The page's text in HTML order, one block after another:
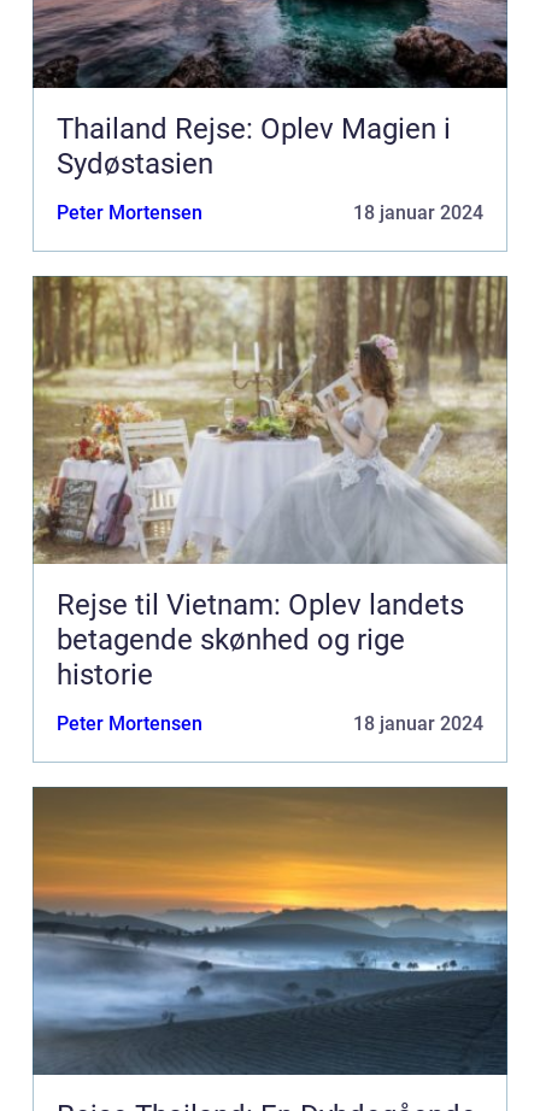
Thailand Rejse: Oplev Magien i
Sydøstasien
Peter Mortensen 18 januar 2024
Rejse til Vietnam: Oplev landets
betagende skønhed og rige
historie
Peter Mortensen 18 januar 2024